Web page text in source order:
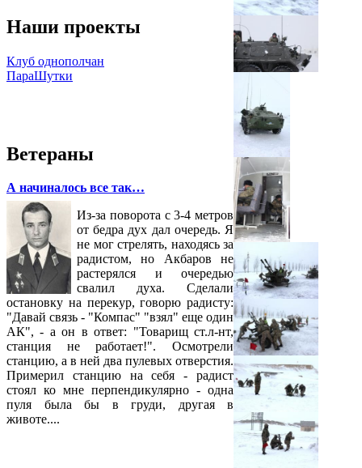
Наши проекты
Клуб однополчан
ПараШутки
Ветераны
А начиналось все так…
Из-за поворота с 3-4 метров
от бедра дух дал очередь. Я
не мог стрелять, находясь за
радистом, но Акбаров не
растерялся и очередью
свалил духа. Сделали
остановку на перекур, говорю радисту:
"Давай связь - "Компас" "взял" еще один
АК", - а он в ответ: "Товарищ ст.л-нт,
станция не работает!". Осмотрели
станцию, а в ней два пулевых отверстия.
Примерил станцию на себя - радист
стоял ко мне перпендикулярно - одна
пуля была бы в груди, другая в
животе....